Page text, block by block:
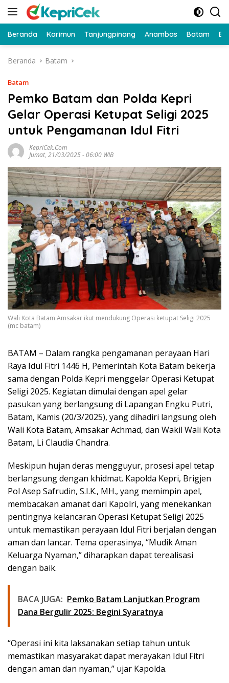
Langsung
Beranda Karimun Tanjungpinang Anambas Batam
Beranda Batam
Batam
Pemko Batam dan Polda Kepri
Gelar Operasi Ketupat Seligi 2025
untuk Pengamanan Idul Fitri
KepriCek.com
Jumat, 21/03/2025 - 06:00 WIB
Wali Kota Batam Amsakar ikut mendukung Operasi ketupat Seligi 2025
(mc batam)
BATAM – Dalam rangka pengamanan perayaan Hari
Raya Idul Fitri 1446 H, Pemerintah Kota Batam bekerja
sama dengan Polda Kepri menggelar Operasi Ketupat
Seligi 2025. Kegiatan dimulai dengan apel gelar
pasukan yang berlangsung di Lapangan Engku Putri,
Batam, Kamis (20/3/2025), yang dihadiri langsung oleh
Wali Kota Batam, Amsakar Achmad, dan Wakil Wali Kota
Batam, Li Claudia Chandra.
Meskipun hujan deras mengguyur, prosesi apel tetap
berlangsung dengan khidmat. Kapolda Kepri, Brigjen
Pol Asep Safrudin, S.I.K., MH., yang memimpin apel,
membacakan amanat dari Kapolri, yang menekankan
pentingnya kelancaran Operasi Ketupat Seligi 2025
untuk memastikan perayaan Idul Fitri berjalan dengan
aman dan lancar. Tema operasinya, “Mudik Aman
Keluarga Nyaman,” diharapkan dapat terealisasi
dengan baik.
BACA JUGA: Pemko Batam Lanjutkan Program
Dana Bergulir 2025: Begini Syaratnya
“Operasi ini kita laksanakan setiap tahun untuk
memastikan masyarakat dapat merayakan Idul Fitri
dengan aman dan nyaman,” ujar Kapolda.